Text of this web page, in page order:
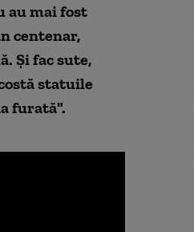
au mai fost
centenar,
Şi fac sute,
statuile
furată".